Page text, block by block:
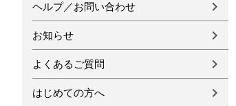
ヘルプ／お問い合わせ
お知らせ
よくあるご質問
はじめての方へ